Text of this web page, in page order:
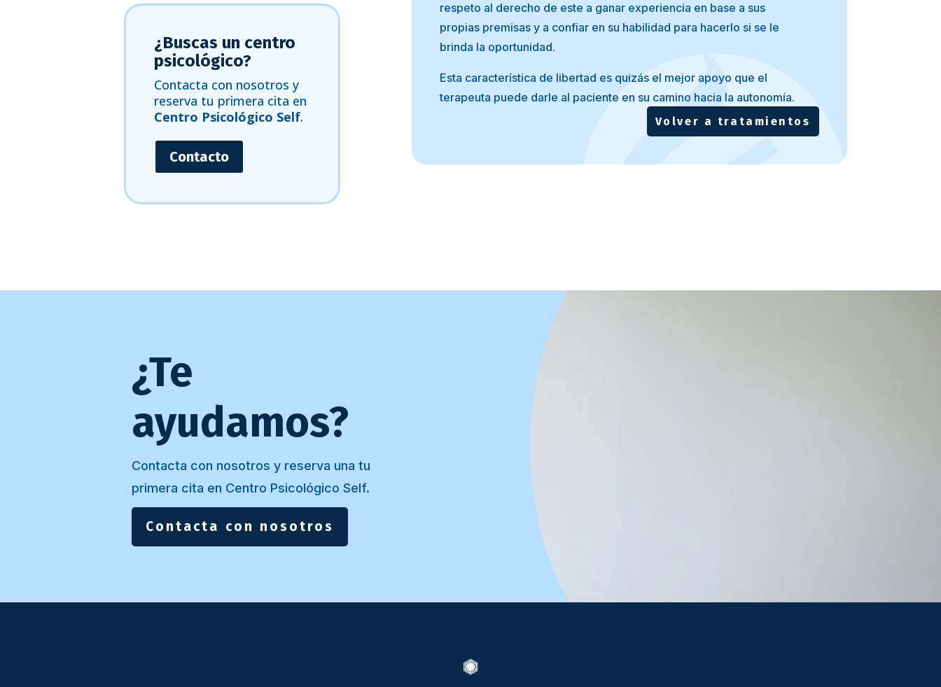
¿Buscas un centro
psicológico?
Contacta con nosotros y
reserva tu primera cita en
Centro Psicológico Self.
Contacto
respeto al derecho de este a ganar experiencia en base a sus
propias premisas y a confiar en su habilidad para hacerlo si se le
brinda la oportunidad.
Esta característica de libertad es quizás el mejor apoyo que el
terapeuta puede darle al paciente en su camino hacia la autonomía.
Volver a tratamientos
¿Te
ayudamos?
Contacta con nosotros y reserva una tu
primera cita en Centro Psicológico Self.
Contacta con nosotros
